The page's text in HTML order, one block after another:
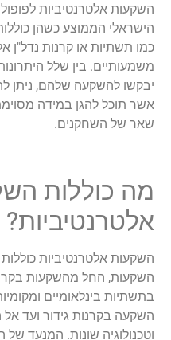
השקעות אלטרנטיביות
הישראלי הממוצע כשהן
כמו תשתיות או קרנות נדל"ן
משמעותיים. בין שלל
יבקשו להשקעה שלהם, ניתן
אשר תוכל להגן במידה
שאר של השחקנים.
מה כוללות
אלטרנטיביות?
השקעות אלטרנטיביות
השקעות, החל מהשקעות
בתשתיות בינלאומיים
השקעה בקרנות גידור ועד
וטכנולוגיה שונות. המנעד